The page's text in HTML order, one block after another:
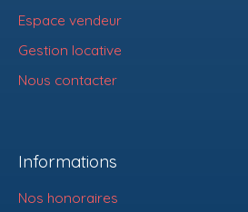
Espace vendeur
Gestion locative
Nous contacter
Informations
Nos honoraires